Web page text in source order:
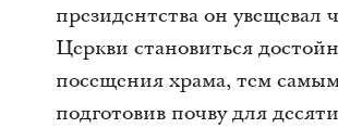
президентства он увещевал
Церкви становиться
посещения храма, тем
подготовив почву для